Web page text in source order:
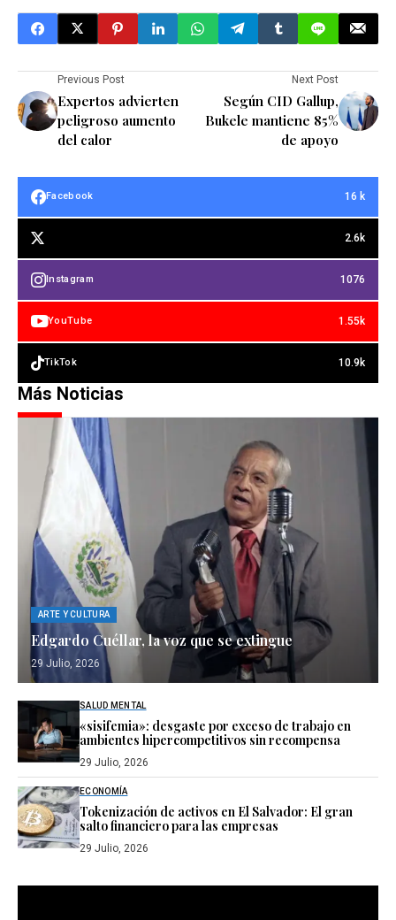
Previous Post
Expertos advierten
peligroso aumento
del calor
Next Post
Según CID Gallup,
Bukele mantiene 85%
de apoyo
Facebook 16 k
2.6k
Instagram 1076
YouTube 1.55k
TikTok 10.9k
Más Noticias
ARTE Y CULTURA
Edgardo Cuéllar, la voz que se extingue
29 Julio, 2026
SALUD MENTAL
«sisifemia»: desgaste por exceso de trabajo en
ambientes hipercompetitivos sin recompensa
29 Julio, 2026
ECONOMÍA
Tokenización de activos en El Salvador: El gran
salto financiero para las empresas
29 Julio, 2026